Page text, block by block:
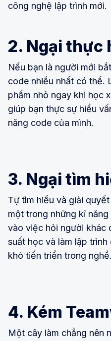
công nghệ lập trình mới.
2. Ngại thực
Nếu bạn là người mới
code nhiều nhất có thể.
phẩm nhỏ ngay khi học
giúp bạn thực sự hiểu
năng code của mình.
3. Ngại tìm
Tự tìm hiểu và giải
một trong những kĩ
vào việc hỏi người khác
suất học và làm lập
khó tiến triển trong nghề.
4. Kém
Một cây làm chẳng nên